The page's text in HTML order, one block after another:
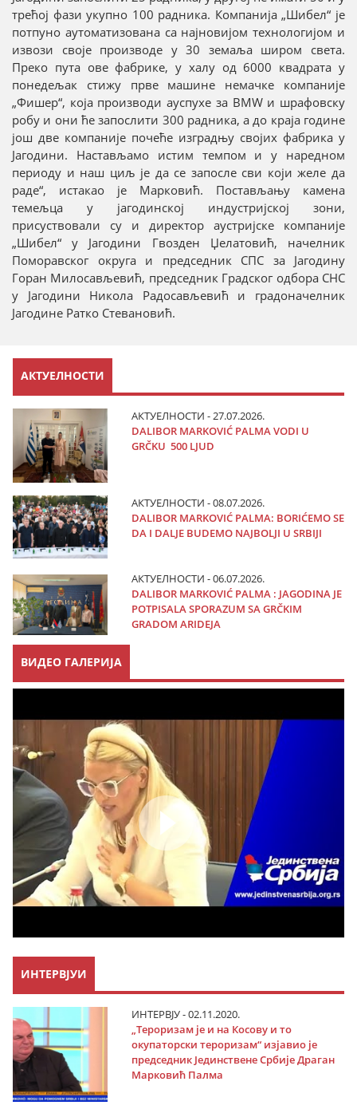
трећој фази укупно 100 радника. Компанија „Шибел“ је
потпуно аутоматизована са најновијом технологијом и
извози своје производе у 30 земаља широм света.
Преко пута ове фабрике, у халу од 6000 квадрата у
понедељак стижу прве машине немачке компаније
„Фишер“, која производи ауспухе за BMW и шрафовску
робу и они ће запослити 300 радника, а до краја године
још две компаније почеће изградњу својих фабрика у
Јагодини. Настављамо истим темпом и у наредном
периоду и наш циљ је да се запосле сви који желе да
раде“, истакао је Марковић. Постављању камена
темељца у јагодинској индустријској зони,
присуствовали су и директор аустријске компаније
„Шибел“ у Јагодини Гвозден Џелатовић, начелник
Поморавског округа и председник СПС за Јагодину
Горан Милосављевић, председник Градског одбора СНС
у Јагодини Никола Радосављевић и градоначелник
Јагодине Ратко Стевановић.
АКТУЕЛНОСТИ
АКТУЕЛНОСТИ - 27.07.2026.
DALIBOR MARKOVIĆ PALMA VODI U
GRČKU 500 LJUD
АКТУЕЛНОСТИ - 08.07.2026.
DALIBOR MARKOVIĆ PALMA: BORIĆEMO SE
DA I DALJE BUDEMO NAJBOLJI U SRBIJI
АКТУЕЛНОСТИ - 06.07.2026.
DALIBOR MARKOVIĆ PALMA : JAGODINA JE
POTPISALA SPORAZUM SA GRČKIM
GRADOM ARIDEJA
ВИДЕО ГАЛЕРИЈА
ИНТЕРВЈУИ
ИНТЕРВЈУ - 02.11.2020.
„Тероризам је и на Косову и то
окупаторски тероризам“ изјавио је
председник Јединствене Србије Драган
Марковић Палма